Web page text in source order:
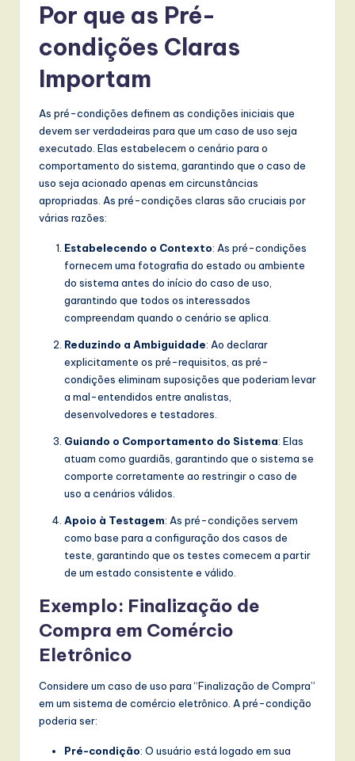
in
A
S
Por que as Pré-
condições Claras
Importam
As pré-condições definem as condições iniciais que
devem ser verdadeiras para que um caso de uso seja
executado. Elas estabelecem o cenário para o
comportamento do sistema, garantindo que o caso de
uso seja acionado apenas em circunstâncias
apropriadas. As pré-condições claras são cruciais por
várias razões:
Estabelecendo o Contexto: As pré-condições
fornecem uma fotografia do estado ou ambiente
do sistema antes do início do caso de uso,
garantindo que todos os interessados
compreendam quando o cenário se aplica.
Reduzindo a Ambiguidade: Ao declarar
explicitamente os pré-requisitos, as pré-
condições eliminam suposições que poderiam levar
a mal-entendidos entre analistas,
desenvolvedores e testadores.
Guiando o Comportamento do Sistema: Elas
atuam como guardiãs, garantindo que o sistema se
comporte corretamente ao restringir o caso de
uso a cenários válidos.
Apoio à Testagem: As pré-condições servem
como base para a configuração dos casos de
teste, garantindo que os testes comecem a partir
de um estado consistente e válido.
Exemplo: Finalização de
Compra em Comércio
Eletrônico
Considere um caso de uso para “Finalização de Compra”
em um sistema de comércio eletrônico. A pré-condição
poderia ser:
Pré-condição: O usuário está logado em sua